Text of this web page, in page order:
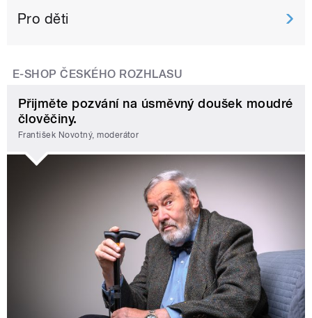
Pro děti
E-SHOP ČESKÉHO ROZHLASU
Přijměte pozvání na úsměvný doušek moudré
člověčiny.
František Novotný, moderátor